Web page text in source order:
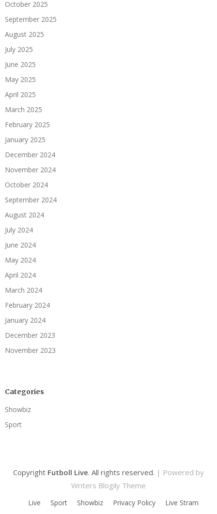
October 2025
September 2025
August 2025
July 2025
June 2025
May 2025
April 2025
March 2025
February 2025
January 2025
December 2024
November 2024
October 2024
September 2024
August 2024
July 2024
June 2024
May 2024
April 2024
March 2024
February 2024
January 2024
December 2023
November 2023
Categories
Showbiz
Sport
Copyright Futboll Live. All rights reserved. | Powered by
Writers Blogily Theme
Live Sport Showbiz Privacy Policy Live Stram